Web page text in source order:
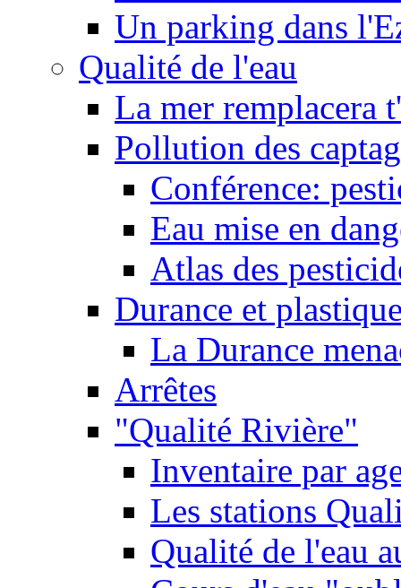
Un parking dans
Qualité de l'eau
La mer remplacera
Pollution des
Conférence:
Eau mise en
Atlas des
Durance et
La Durance
Arrêtes
"Qualité Rivière"
Inventaire par
Les stations
Qualité de l'eau